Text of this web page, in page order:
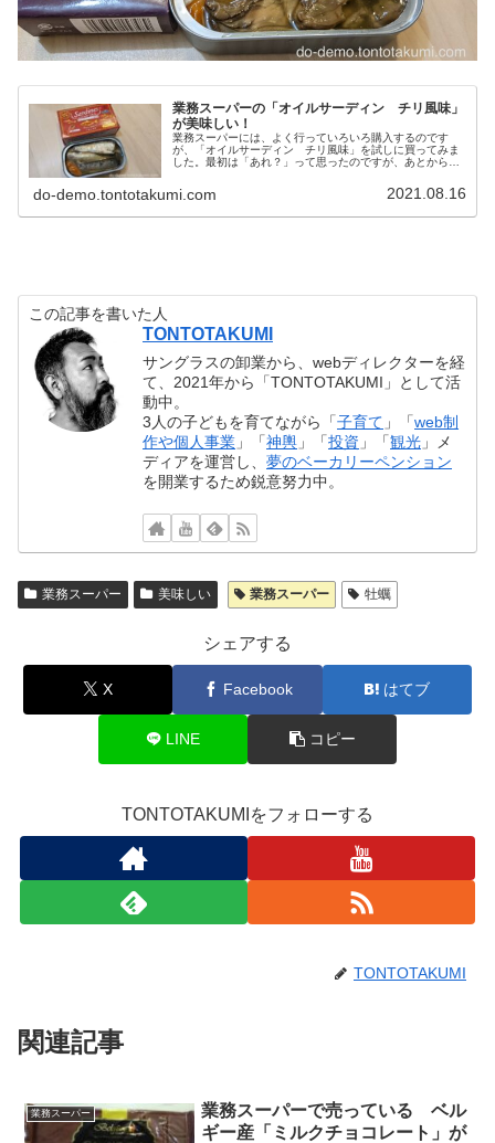
業務スーパーの「オイルサーディン チリ風味」
が美味しい！
業務スーパーには、よく行っていろいろ購入するのです
が、「オイルサーディン チリ風味」を試しに買ってみま
した。最初は「あれ？」って思ったのですが、あとからじ
do-demo.tontotakumi.com 2021.08.16
この記事を書いた人
TONTOTAKUMI
サングラスの卸業から、webディレクターを経
て、2021年から「TONTOTAKUMI」として活
動中。
3人の子どもを育てながら「子育て 」「web制
作や個人事業 」「神輿 」「投資 」「観光 」メ
ディアを運営し、夢のベーカリーペンション
を開業するため鋭意努力中。
業務スーパー 美味しい 業務スーパー 牡蠣
シェアする
X Facebook はてブ
LINE コピー
TONTOTAKUMIをフォローする
TONTOTAKUMI
関連記事
業務スーパー
業務スーパーで売っている ベル
ギー産「ミルクチョコレート」が